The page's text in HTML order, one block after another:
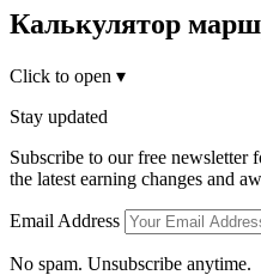
Калькулятор
Click to open ▾
Stay updated
Subscribe to our free newsletter
the latest earning changes and
Email Address
No spam. Unsubscribe anytime.